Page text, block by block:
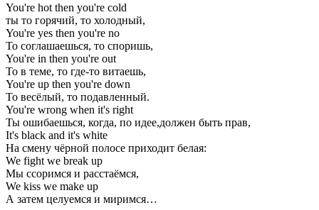
You're hot then you're cold
ты то горячий, то холодный,
You're yes then you're no
То соглашаешься, то споришь,
You're in then you're out
То в теме, то где-то витаешь,
You're up then you're down
То весёлый, то подавленный.
You're wrong when it's right
Ты ошибаешься, когда, по идее,должен быть прав,
It's black and it's white
На смену чёрной полосе приходит белая:
We fight we break up
Мы ссоримся и расстаёмся,
We kiss we make up
А затем целуемся и миримся…